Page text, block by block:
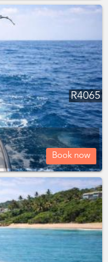
R4065
Book now